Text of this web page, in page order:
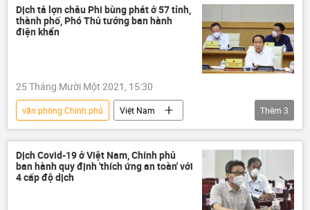
Chính sách
Dịch tả lợn châu Phi bùng phát ở 57 tỉnh,
thành phố, Phó Thủ tướng ban hành
điện khẩn
25 Tháng Mười Một 2021, 15:30
văn phòng Chính phủ
Việt Nam
Chính phủ
Dịch tả heo
dịch tả lợn Châu Phi
Thêm 3
Dịch Covid-19 ở Việt Nam, Chính phủ
ban hành quy định 'thích ứng an toàn' với
4 cấp độ dịch